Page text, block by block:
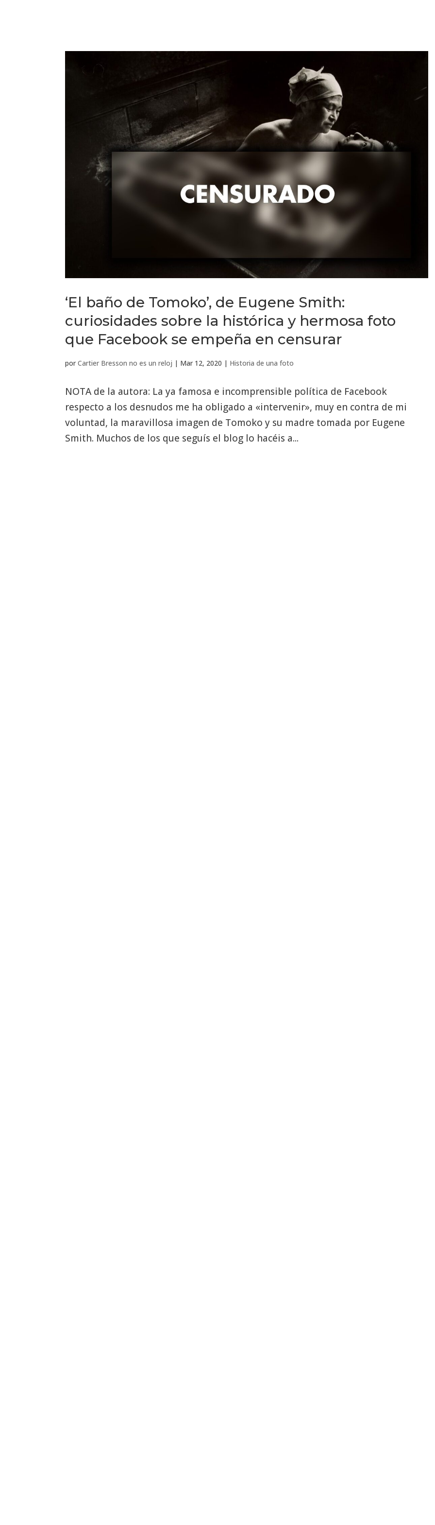
‘El baño de Tomoko’, de Eugene Smith:
curiosidades sobre la histórica y hermosa foto
que Facebook se empeña en censurar
porCartier Bresson no es un reloj | Mar 12, 2020 | Historia de una foto
NOTA de la autora: La ya famosa e incomprensible política de Facebook
respecto a los desnudos me ha obligado a «intervenir», muy en contra de mi
voluntad, la maravillosa imagen de Tomoko y su madre tomada por Eugene
Smith. Muchos de los que seguís el blog lo hacéis a...